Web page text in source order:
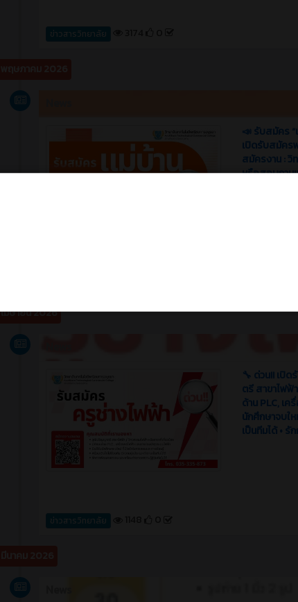
ข่าวสารวิทยาลัย
📣 รับสมัคร
เปิดรับสมัคร
สมัครงาน :
หรือสอบถาม
เมษายน 2026
🔧 ด่วน!! เปิ
ตรี สาขาไฟฟ้
ด้าน PLC, เ
นักศึกษาจบใ
เป็นทีมได้ •
ข่าวสารวิทยาลัย